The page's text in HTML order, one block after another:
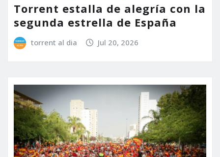
Torrent estalla de alegría con la
segunda estrella de España
torrent al dia Jul 20, 2026